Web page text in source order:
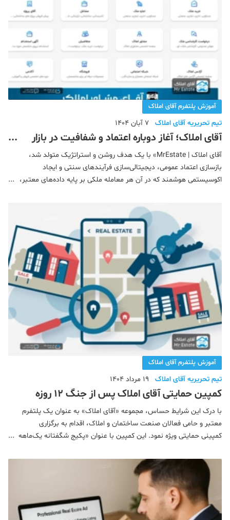
آموزش پلتفرم آقای املاک
تیم تحریریه آقای املاک 7 آبان 1404
آقای املاک؛ آغاز دوباره اعتماد و شفافیت در بازار
مسکن ایران
آقای املاک | MrEstate» با یک هدف روشن و استراتژیک متولد شد،
بازسازی اعتماد عمومی، دیجیتالی‌سازی فرآیندهای سنتی و ایجاد
اکوسیستمی هوشمند که در آن هر معامله ملکی بر پایه داده‌های معتبر،
بدون ساختاری منظم و یکپارچه پیش
آموزش پلتفرم آقای املاک
تیم تحریریه آقای املاک 19 مرداد 1404
کمپین حمایتی آقای املاک پس از جنگ 12 روزه
با درک این شرایط حساس، مجموعه «آقای املاک» به عنوان یک پلتفرم
معتبر و حامی فعالان صنعت ساختمان و املاک، اقدام به برگزاری
کمپینی حمایتی ویژه نمود. این کمپین با عنوان «پکیج شگفتانه یک‌ماهه
هدف آن ارائه خ